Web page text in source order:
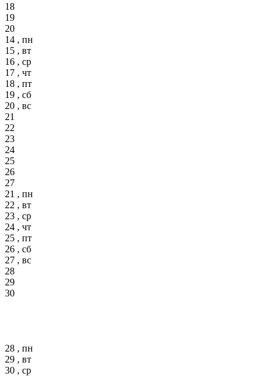
18
19
20
14 , пн
15 , вт
16 , ср
17 , чт
18 , пт
19 , сб
20 , вс
21
22
23
24
25
26
27
21 , пн
22 , вт
23 , ср
24 , чт
25 , пт
26 , сб
27 , вс
28
29
30
28 , пн
29 , вт
30 , ср